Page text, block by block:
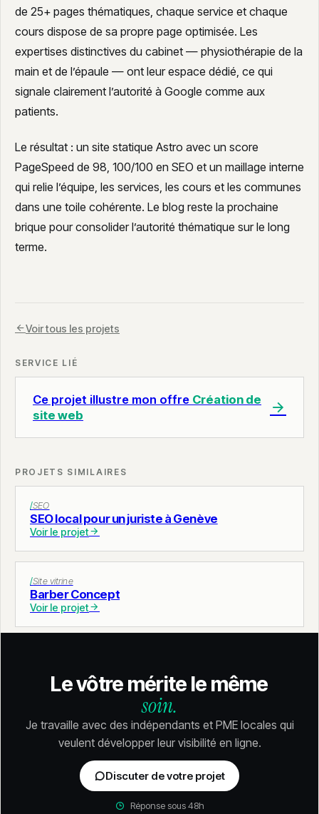
de 25+ pages thématiques, chaque service et chaque
cours dispose de sa propre page optimisée. Les
expertises distinctives du cabinet — physiothérapie de la
main et de l’épaule — ont leur espace dédié, ce qui
signale clairement l’autorité à Google comme aux
patients.
Le résultat : un site statique Astro avec un score
PageSpeed de 98, 100/100 en SEO et un maillage interne
qui relie l’équipe, les services, les cours et les communes
dans une toile cohérente. Le blog reste la prochaine
brique pour consolider l’autorité thématique sur le long
terme.
Voir tous les projets
SERVICE LIÉ
Ce projet illustre mon offre Création de
site web
PROJETS SIMILAIRES
SEO
SEO local pour un juriste à Genève
Voir le projet
Site vitrine
Barber Concept
Voir le projet
Le vôtre mérite le même
soin.
Je travaille avec des indépendants et PME locales qui
veulent développer leur visibilité en ligne.
Discuter de votre projet
Réponse sous 48h